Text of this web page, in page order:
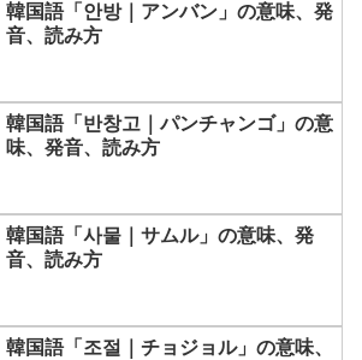
韓国語「안방｜アンバン」の意味、発
音、読み方
韓国語「반창고｜パンチャンゴ」の意
味、発音、読み方
韓国語「사물｜サムル」の意味、発
音、読み方
韓国語「조절｜チョジョル」の意味、